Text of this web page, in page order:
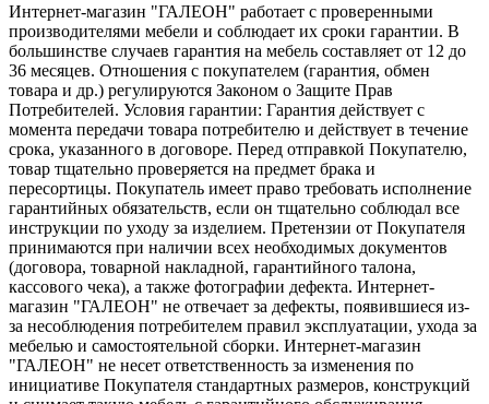
Интернет-магазин "ГАЛЕОН" работает с проверенными
производителями мебели и соблюдает их сроки гарантии. В
большинстве случаев гарантия на мебель составляет от 12 до
36 месяцев. Отношения с покупателем (гарантия, обмен
товара и др.) регулируются Законом о Защите Прав
Потребителей. Условия гарантии: Гарантия действует с
момента передачи товара потребителю и действует в течение
срока, указанного в договоре. Перед отправкой Покупателю,
товар тщательно проверяется на предмет брака и
пересортицы. Покупатель имеет право требовать исполнение
гарантийных обязательств, если он тщательно соблюдал все
инструкции по уходу за изделием. Претензии от Покупателя
принимаются при наличии всех необходимых документов
(договора, товарной накладной, гарантийного талона,
кассового чека), а также фотографии дефекта. Интернет-
магазин "ГАЛЕОН" не отвечает за дефекты, появившиеся из-
за несоблюдения потребителем правил эксплуатации, ухода за
мебелью и самостоятельной сборки. Интернет-магазин
"ГАЛЕОН" не несет ответственность за изменения по
инициативе Покупателя стандартных размеров, конструкций